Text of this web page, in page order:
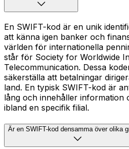
En SWIFT-kod är en unik
att känna igen banker och
världen för internationella
står för Society for Worldwide
Telecommunication. Dessa
säkerställa att betalningar
land. En typisk SWIFT-kod är
lång och innehåller information
ibland en specifik filial.
Är en SWIFT-kod densamma över olika